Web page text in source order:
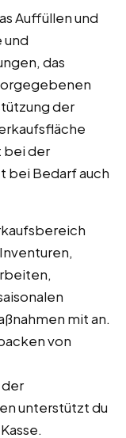
Auffüllen und
und
das
der
bei der
bei Bedarf auch
mit an.
von
unterstützt du